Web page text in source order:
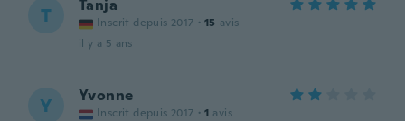
T Tanja
Inscrit depuis 2017 · 15 avis
il y a 5 ans
Y Yvonne
Inscrit depuis 2017 · 1 avis